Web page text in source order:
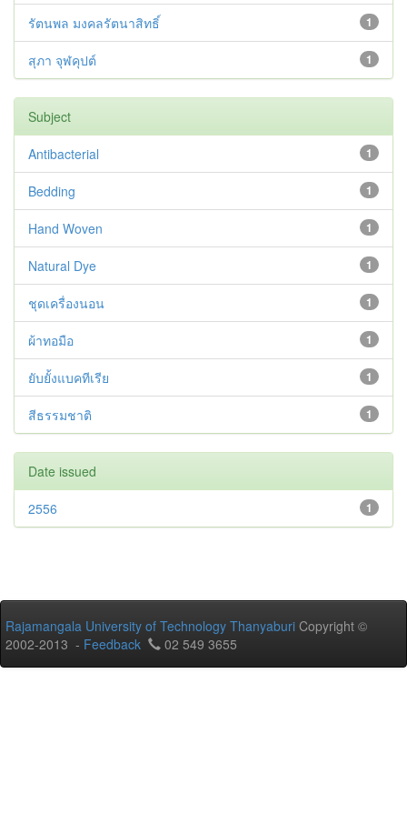
1
รัตนพล มงคลรัตนาสิทธิ์
1
สุภา จุฬคุปต์
Subject
1
Antibacterial
1
Bedding
1
Hand Woven
1
Natural Dye
1
ชุดเครื่องนอน
1
ผ้าทอมือ
1
ยับยั้งแบคทีเรีย
1
สีธรรมชาติ
Date issued
1
2556
Rajamangala University of Technology Thanyaburi Copyright ©
2002-2013 - Feedback 02 549 3655